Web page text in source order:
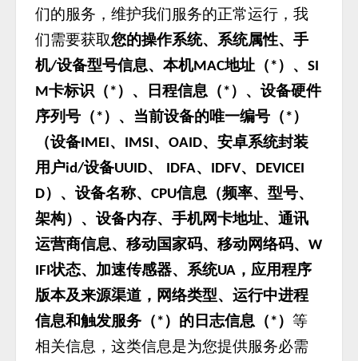
们的服务，维护我们服务的正常运行，我
们需要获取您的操作系统、系统属性、手
机/设备型号信息、本机MAC地址（ * ）、SI
M卡标识（ * ）、日程信息（ * ）、设备硬件
序列号（ * ）、当前设备的唯一编号（ * ）
（设备IMEI、 IMSI、OAID、安卓系统封装
用户id/设备UUID、 IDFA、 IDFV、 DEVICEI
D）、设备名称、CPU信息（频率、型号、
架构）、设备内存、手机网卡地址、通讯
运营商信息、移动国家码、移动网络码、W
IFI状态、加速传感器、系统UA ，应用程序
版本及来源渠道，网络类型、运行中进程
信息和触发服务（ * ）的日志信息（ * ）等
相关信息，这类信息是为您提供服务必需